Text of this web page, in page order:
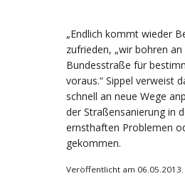
„Endlich kommt wieder
zufrieden, „wir bohren
Bundesstraße für
voraus.“ Sippel verweist
schnell an neue Wege
der Straßensanierung in
ernsthaften Problemen
gekommen.
Veröffentlicht am 06.05.2013.